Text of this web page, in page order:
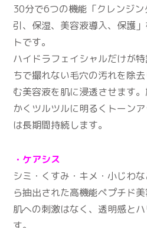
30分で6つの機能「クレンジ
引、保湿、美容液導入、保護
トです。
ハイドラフェイシャルだけが
ちで撮れない毛穴の汚れを除
む美容液を肌に浸透させます
かくツルツルに明るくトーン
は長期間持続します。
・ケアシス
シミ・くすみ・キメ・小じわ
ら抽出された高機能ペプチド美
肌への刺激はなく、透明感と